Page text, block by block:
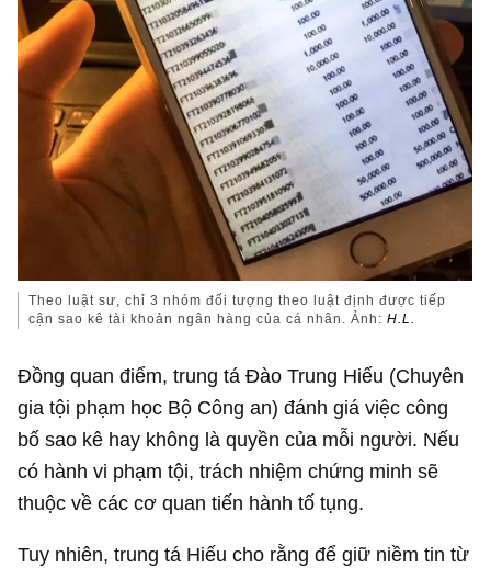
Theo luật sư, chỉ 3 nhóm đối tượng theo luật định được tiếp
cận sao kê tài khoản ngân hàng của cá nhân. Ảnh:H.L.
Đồng quan điểm, trung tá Đào Trung Hiếu (Chuyên
gia tội phạm học Bộ Công an) đánh giá việc công
bố sao kê hay không là quyền của mỗi người. Nếu
có hành vi phạm tội, trách nhiệm chứng minh sẽ
thuộc về các cơ quan tiến hành tố tụng.
Tuy nhiên, trung tá Hiếu cho rằng để giữ niềm tin từ